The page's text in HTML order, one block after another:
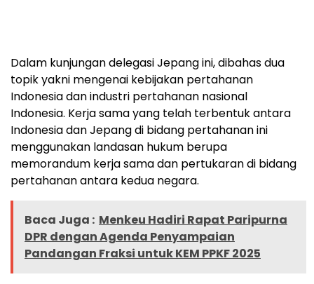
Dalam kunjungan delegasi Jepang ini, dibahas dua
topik yakni mengenai kebijakan pertahanan
Indonesia dan industri pertahanan nasional
Indonesia. Kerja sama yang telah terbentuk antara
Indonesia dan Jepang di bidang pertahanan ini
menggunakan landasan hukum berupa
memorandum kerja sama dan pertukaran di bidang
pertahanan antara kedua negara.
Baca Juga : Menkeu Hadiri Rapat Paripurna
DPR dengan Agenda Penyampaian
Pandangan Fraksi untuk KEM PPKF 2025